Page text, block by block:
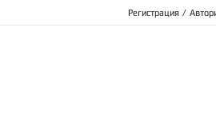
Регистрация /